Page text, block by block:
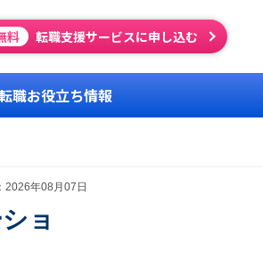
料 転職支援サービスに申し込む
職お役立ち情報
年08月07日
ョ